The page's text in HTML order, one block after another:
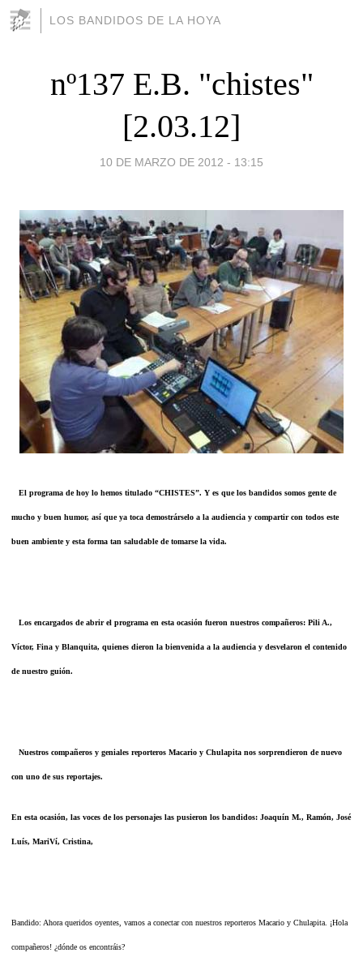
LOS BANDIDOS DE LA HOYA
nº137 E.B. "chistes"
[2.03.12]
10 DE MARZO DE 2012 - 13:15
El programa de hoy lo hemos titulado “CHISTES”. Y es que los bandidos somos gente de
mucho y buen humor, así que ya toca demostrárselo a la audiencia y compartir con todos este
buen ambiente y esta forma tan saludable de tomarse la vida.
Los encargados de abrir el programa en esta ocasión fueron nuestros compañeros: Pili A.,
Víctor, Fina y Blanquita, quienes dieron la bienvenida a la audiencia y desvelaron el contenido
de nuestro guión.
Nuestros compañeros y geniales reporteros Macario y Chulapita nos sorprendieron de nuevo
con uno de sus reportajes.
En esta ocasión, las voces de los personajes las pusieron los bandidos: Joaquín M., Ramón, José
Luís, MariVí, Cristina,
Bandido: Ahora queridos oyentes, vamos a conectar con nuestros reporteros Macario y Chulapita. ¡Hola
compañeros! ¿dónde os encontráis?